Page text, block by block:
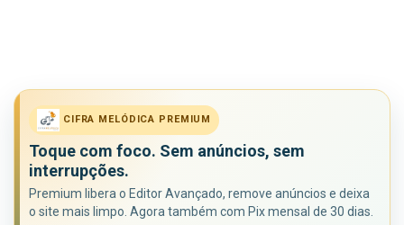
CIFRA MELÓDICA PREMIUM
Toque com foco. Sem anúncios, sem
interrupções.
Premium libera o Editor Avançado, remove anúncios e deixa
o site mais limpo. Agora também com Pix mensal de 30 dias.